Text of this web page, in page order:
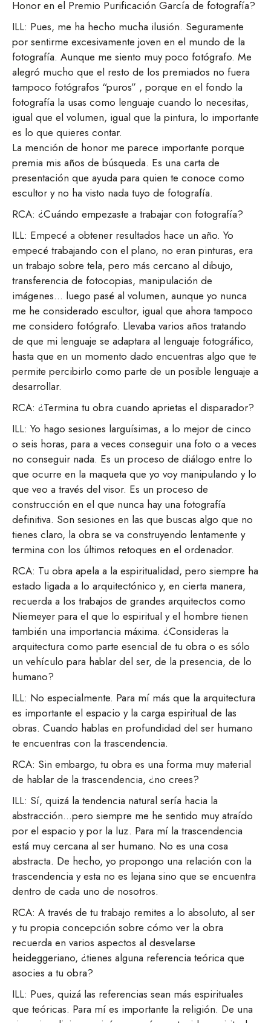
Honor en el Premio Purificación García de fotografía?
ILL: Pues, me ha hecho mucha ilusión. Seguramente
por sentirme excesivamente joven en el mundo de la
fotografía. Aunque me siento muy poco fotógrafo. Me
alegró mucho que el resto de los premiados no fuera
tampoco fotógrafos “puros” , porque en el fondo la
fotografía la usas como lenguaje cuando lo necesitas,
igual que el volumen, igual que la pintura, lo importante
es lo que quieres contar.
La mención de honor me parece importante porque
premia mis años de búsqueda. Es una carta de
presentación que ayuda para quien te conoce como
escultor y no ha visto nada tuyo de fotografía.
RCA: ¿Cuándo empezaste a trabajar con fotografía?
ILL: Empecé a obtener resultados hace un año. Yo
empecé trabajando con el plano, no eran pinturas, era
un trabajo sobre tela, pero más cercano al dibujo,
transferencia de fotocopias, manipulación de
imágenes… luego pasé al volumen, aunque yo nunca
me he considerado escultor, igual que ahora tampoco
me considero fotógrafo. Llevaba varios años tratando
de que mi lenguaje se adaptara al lenguaje fotográfico,
hasta que en un momento dado encuentras algo que te
permite percibirlo como parte de un posible lenguaje a
desarrollar.
RCA: ¿Termina tu obra cuando aprietas el disparador?
ILL: Yo hago sesiones larguísimas, a lo mejor de cinco
o seis horas, para a veces conseguir una foto o a veces
no conseguir nada. Es un proceso de diálogo entre lo
que ocurre en la maqueta que yo voy manipulando y lo
que veo a través del visor. Es un proceso de
construcción en el que nunca hay una fotografía
definitiva. Son sesiones en las que buscas algo que no
tienes claro, la obra se va construyendo lentamente y
termina con los últimos retoques en el ordenador.
RCA: Tu obra apela a la espiritualidad, pero siempre ha
estado ligada a lo arquitectónico y, en cierta manera,
recuerda a los trabajos de grandes arquitectos como
Niemeyer para el que lo espiritual y el hombre tienen
también una importancia máxima. ¿Consideras la
arquitectura como parte esencial de tu obra o es sólo
un vehículo para hablar del ser, de la presencia, de lo
humano?
ILL: No especialmente. Para mí más que la arquitectura
es importante el espacio y la carga espiritual de las
obras. Cuando hablas en profundidad del ser humano
te encuentras con la trascendencia.
RCA: Sin embargo, tu obra es una forma muy material
de hablar de la trascendencia, ¿no crees?
ILL: Sí, quizá la tendencia natural sería hacia la
abstracción…pero siempre me he sentido muy atraído
por el espacio y por la luz. Para mí la trascendencia
está muy cercana al ser humano. No es una cosa
abstracta. De hecho, yo propongo una relación con la
trascendencia y esta no es lejana sino que se encuentra
dentro de cada uno de nosotros.
RCA: A través de tu trabajo remites a lo absoluto, al ser
y tu propia concepción sobre cómo ver la obra
recuerda en varios aspectos al desvelarse
heideggeriano, ¿tienes alguna referencia teórica que
asocies a tu obra?
ILL: Pues, quizá las referencias sean más espirituales
que teóricas. Para mí es importante la religión. De una